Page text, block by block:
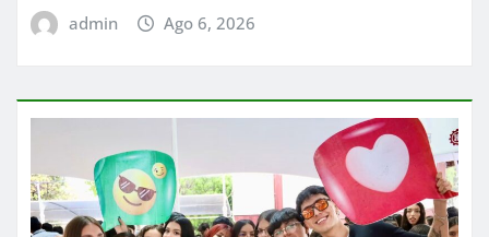
admin Ago 6, 2026